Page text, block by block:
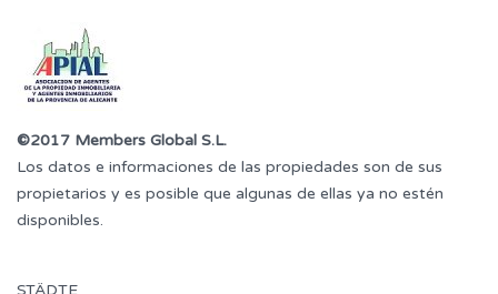
©2017 Members Global S.L.
Los datos e informaciones de las propiedades son de sus
propietarios y es posible que algunas de ellas ya no estén
disponibles.
STÄDTE